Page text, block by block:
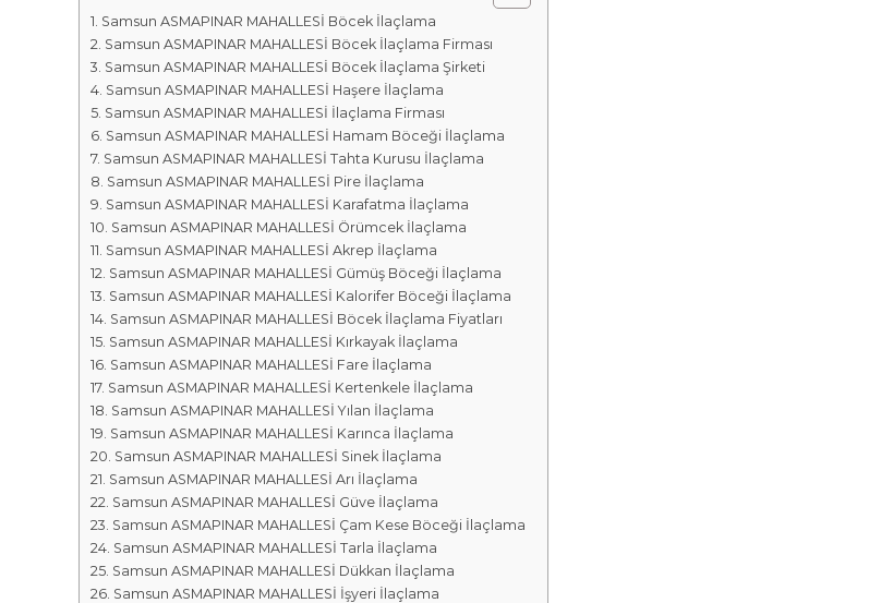
F
i
r
m
a
l
a
r
ı
a
M
a
r
k
a
s
ı
Samsun ASMAPINAR MAHALLESİ Böcek İlaçlama
Samsun ASMAPINAR MAHALLESİ Böcek İlaçlama Firması
Samsun ASMAPINAR MAHALLESİ Böcek İlaçlama Şirketi
Samsun ASMAPINAR MAHALLESİ Haşere İlaçlama
Samsun ASMAPINAR MAHALLESİ İlaçlama Firması
Samsun ASMAPINAR MAHALLESİ Hamam Böceği İlaçlama
Samsun ASMAPINAR MAHALLESİ Tahta Kurusu İlaçlama
Samsun ASMAPINAR MAHALLESİ Pire İlaçlama
Samsun ASMAPINAR MAHALLESİ Karafatma İlaçlama
Samsun ASMAPINAR MAHALLESİ Örümcek İlaçlama
Samsun ASMAPINAR MAHALLESİ Akrep İlaçlama
Samsun ASMAPINAR MAHALLESİ Gümüş Böceği İlaçlama
Samsun ASMAPINAR MAHALLESİ Kalorifer Böceği İlaçlama
Samsun ASMAPINAR MAHALLESİ Böcek İlaçlama Fiyatları
Samsun ASMAPINAR MAHALLESİ Kırkayak İlaçlama
Samsun ASMAPINAR MAHALLESİ Fare İlaçlama
Samsun ASMAPINAR MAHALLESİ Kertenkele İlaçlama
Samsun ASMAPINAR MAHALLESİ Yılan İlaçlama
Samsun ASMAPINAR MAHALLESİ Karınca İlaçlama
Samsun ASMAPINAR MAHALLESİ Sinek İlaçlama
Samsun ASMAPINAR MAHALLESİ Arı İlaçlama
Samsun ASMAPINAR MAHALLESİ Güve İlaçlama
Samsun ASMAPINAR MAHALLESİ Çam Kese Böceği İlaçlama
Samsun ASMAPINAR MAHALLESİ Tarla İlaçlama
Samsun ASMAPINAR MAHALLESİ Dükkan İlaçlama
Samsun ASMAPINAR MAHALLESİ İşyeri İlaçlama